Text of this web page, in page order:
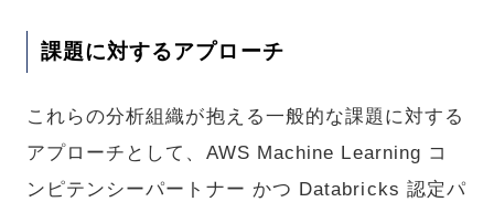
課題に対するアプローチ
これらの分析組織が抱える一般的な課題に対する
アプローチとして、AWS Machine Learning コ
ンピテンシーパートナー かつ Databricks 認定パ